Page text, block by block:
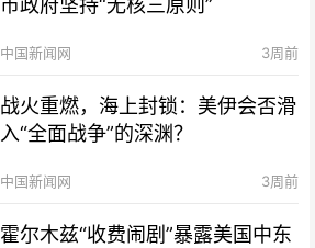
市政府坚持“无核三原则”
中国新闻网 3周前
战火重燃，海上封锁：美伊会否滑
入“全面战争”的深渊？
中国新闻网 3周前
霍尔木兹“收费闹剧”暴露美国中东